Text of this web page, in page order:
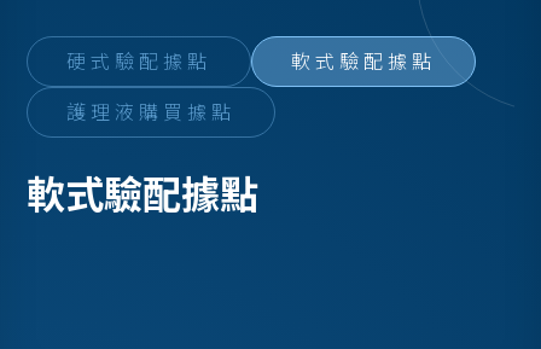
硬式驗配據點 軟式驗配據點
護理液購買據點
軟式驗配據點